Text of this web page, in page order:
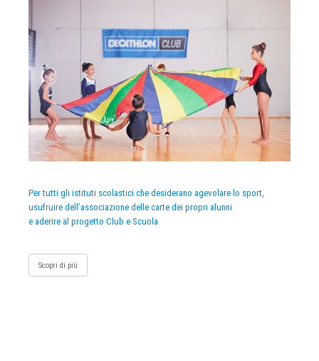
Per tutti gli istituti scolastici che desiderano agevolare lo sport,
usufruire dell’associazione delle carte dei propri alunni
e aderire al progetto Club e Scuola
Scopri di più